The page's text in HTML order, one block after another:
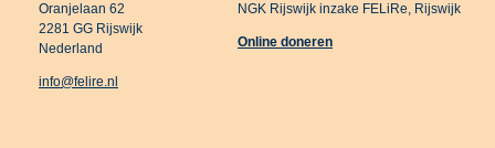
Oranjelaan 62
2281 GG Rijswijk
Nederland
info@felire.nl
NGK Rijswijk inzake FELiRe, Rijswijk
Online doneren